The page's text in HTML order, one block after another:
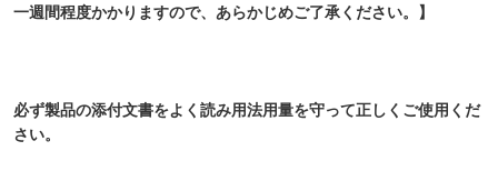
一週間程度かかりますので、あらかじめご了承ください。】
必ず製品の添付文書をよく読み用法用量を守って正しくご使用くだ
さい。